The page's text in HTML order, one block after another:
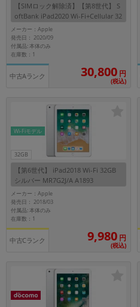
【SIMロック解除済】【第8世代】 S
oftBank iPad2020 Wi-Fi+Cellular 32
GB ゴールド MYMK2J/A A2429
メーカー：Apple
発売日： 2020/09
付属品: 本体のみ
在庫数：1
中古Aランク 30,800 円
(税込)
32GB
Wi-Fiモデル
【第6世代】 iPad2018 Wi-Fi 32GB
シルバー MR7G2J/A A1893
メーカー：Apple
発売日： 2018/03
付属品: 本体のみ
在庫数：1
中古Cランク 9,980 円
(税込)
ドライブ
ランク
商品状態の絞り込み
「新品」「未使用」「中古」など
OS
OSの絞り込み
メモリ
~
容量
~